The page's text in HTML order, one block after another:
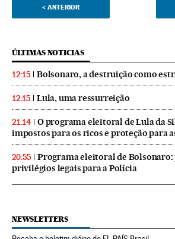
< ANTERIOR
ÚLTIMAS NOTICIAS
12:15 Bolsonaro, a destruição como
12:15 Lula, uma ressurreição
21:14
O programa eleitoral de Lula da
impostos para os ricos e proteção para
20:55
Programa eleitoral de Bolsonaro:
privilégios legais para a Polícia
NEWSLETTERS